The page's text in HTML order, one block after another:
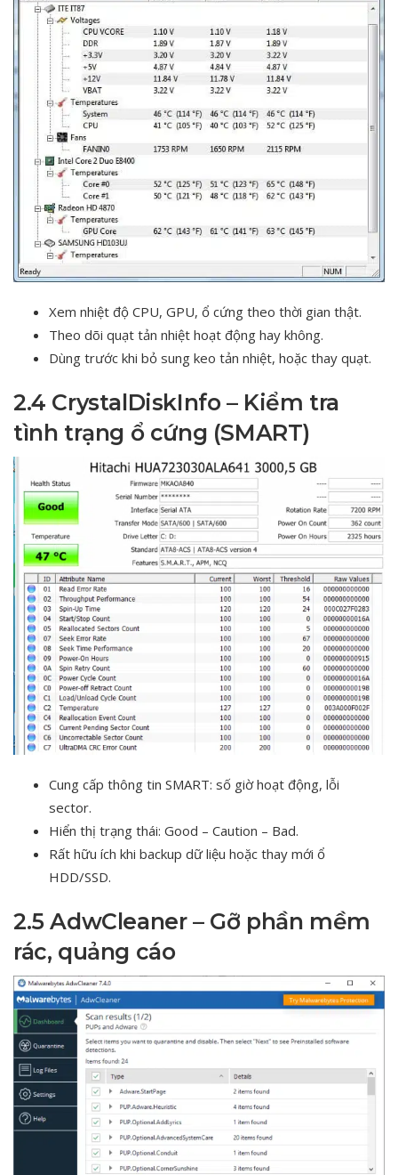
Xem nhiệt độ CPU, GPU, ổ cứng theo thời gian thật.
Theo dõi quạt tản nhiệt hoạt động hay không.
Dùng trước khi bỏ sung keo tản nhiệt, hoặc thay quạt.
2.4 CrystalDiskInfo – Kiểm tra
tình trạng ổ cứng (SMART)
Cung cấp thông tin SMART: số giờ hoạt động, lỗi
sector.
Hiển thị trạng thái: Good – Caution – Bad.
Rất hữu ích khi backup dữ liệu hoặc thay mới ổ
HDD/SSD.
2.5 AdwCleaner – Gỡ phần mềm
rác, quảng cáo